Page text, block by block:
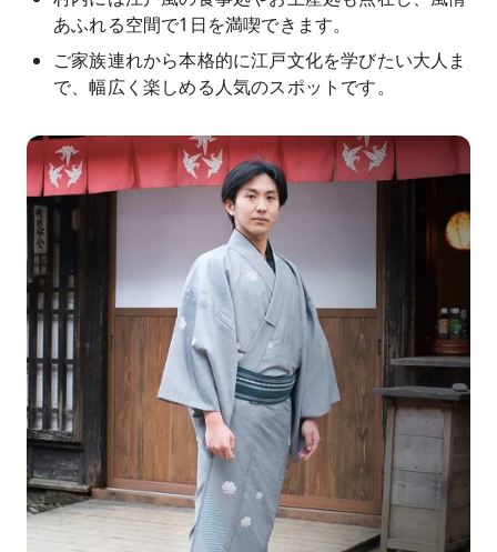
あふれる空間で1日を満喫できます。
ご家族連れから本格的に江戸文化を学びたい大人ま
で、幅広く楽しめる人気のスポットです。